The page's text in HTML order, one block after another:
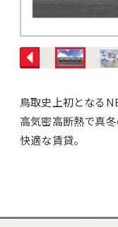
鳥取史上初となる
高気密高断熱で真
快適な賃貸。